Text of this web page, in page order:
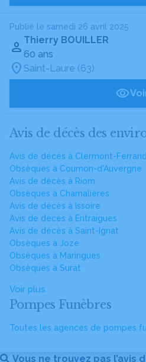
Publié le samedi 26 avril 2025
Thierry BOUILLER
60 ans
Saint-Laure (63)
Avis de décès des
Avis de décès à Clermont-Ferrand
Obsèques à Cournon-d'Auvergne
Avis de décès à Riom
Obsèques à Chamalières
Avis de décès à Issoire
Avis de décès à Entraigues
Avis de décès à Saint-Ignat
Obsèques à Joze
Obsèques à Maringues
Obsèques à Surat
Voir plus
Pompes Funèbres
Toutes les agences de pompes
Vous ne trouvez pas l’avis